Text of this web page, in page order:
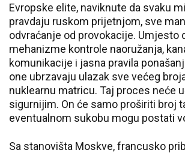
Evropske elite, naviknute da svaku
pravdaju ruskom prijetnjom, sve
odvraćanje od provokacije. Umjesto
mehanizme kontrole naoružanja,
komunikacije i jasna pravila
one ubrzavaju ulazak sve većeg
nuklearnu matricu. Taj proces neće
sigurnijim. On će samo proširiti broj
eventualnom sukobu mogu postati
Sa stanovišta Moskve, francusko